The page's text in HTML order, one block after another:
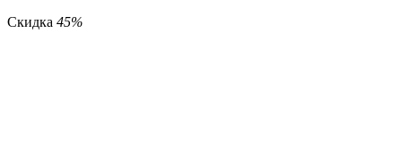
Скидка 45%